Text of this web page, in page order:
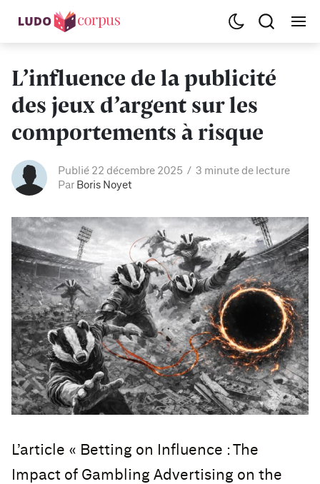
L’influence de la publicité
des jeux d’argent sur les
comportements à risque
Publié 22 décembre 2025
3 minute de lecture
Par Boris Noyet
L’article « Betting on Influence : The
Impact of Gambling Advertising on the